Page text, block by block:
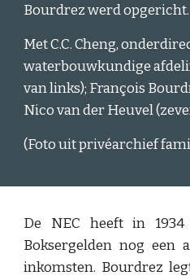
Bourdrez werd opgericht.
Met C.C. Cheng,
waterbouwkundige
van links); François
Nico van der Heuvel
(Foto uit privéarchief
De NEC heeft in
Boksergelden nog een
inkomsten. Bourdrez